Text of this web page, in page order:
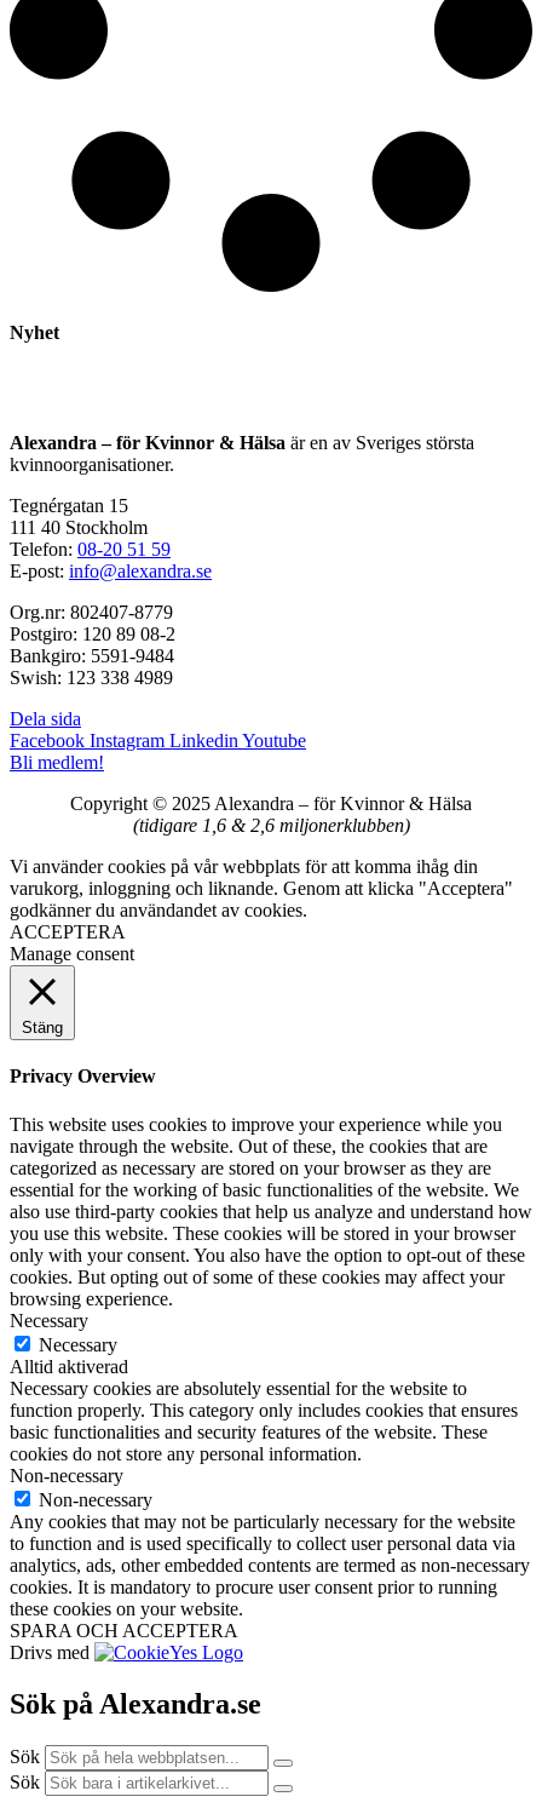
Nyhet
Alexandra – för Kvinnor & Hälsa är en av Sveriges största
kvinnoorganisationer.
Tegnérgatan 15
111 40 Stockholm
Telefon: 08-20 51 59
E-post: info@alexandra.se
Org.nr: 802407-8779
Postgiro: 120 89 08-2
Bankgiro: 5591-9484
Swish: 123 338 4989
Dela sida
Facebook Instagram Linkedin Youtube
Bli medlem!
Copyright © 2025 Alexandra – för Kvinnor & Hälsa
(tidigare 1,6 & 2,6 miljonerklubben)
Vi använder cookies på vår webbplats för att komma ihåg din
varukorg, inloggning och liknande. Genom att klicka "Acceptera"
godkänner du användandet av cookies.
ACCEPTERA
Manage consent
Stäng
Privacy Overview
This website uses cookies to improve your experience while you
navigate through the website. Out of these, the cookies that are
categorized as necessary are stored on your browser as they are
essential for the working of basic functionalities of the website. We
also use third-party cookies that help us analyze and understand how
you use this website. These cookies will be stored in your browser
only with your consent. You also have the option to opt-out of these
cookies. But opting out of some of these cookies may affect your
browsing experience.
Necessary
Necessary
Alltid aktiverad
Necessary cookies are absolutely essential for the website to
function properly. This category only includes cookies that ensures
basic functionalities and security features of the website. These
cookies do not store any personal information.
Non-necessary
Non-necessary
Any cookies that may not be particularly necessary for the website
to function and is used specifically to collect user personal data via
analytics, ads, other embedded contents are termed as non-necessary
cookies. It is mandatory to procure user consent prior to running
these cookies on your website.
SPARA OCH ACCEPTERA
Drivs med
Sök på Alexandra.se
Sök
Sök